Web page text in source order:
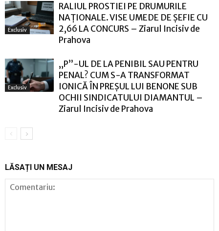
Exclusiv
RALIUL PROSTIEI PE DRUMURILE
NAȚIONALE. VISE UMEDE DE ȘEFIE CU
2,66 LA CONCURS – Ziarul Incisiv de
Prahova
Exclusiv
„P”-UL DE LA PENIBIL SAU PENTRU
PENAL? CUM S-A TRANSFORMAT
IONICĂ ÎN PREȘUL LUI BENONE SUB
OCHII SINDICATULUI DIAMANTUL –
Ziarul Incisiv de Prahova
LĂSAȚI UN MESAJ